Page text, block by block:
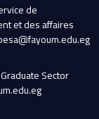
de
et des affaires
Sector